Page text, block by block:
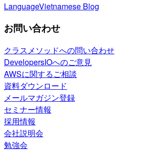
LanguageVietnamese Blog
お問い合わせ
クラスメソッドへの問い合わせ
DevelopersIOへのご意見
AWSに関するご相談
資料ダウンロード
メールマガジン登録
セミナー情報
採用情報
会社説明会
勉強会